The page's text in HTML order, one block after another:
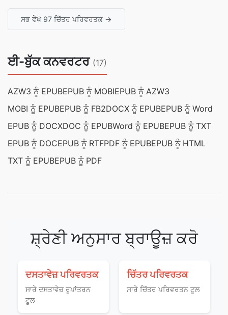
ਸਭ ਵੇਖੋ 97 ਚਿੱਤਰ ਪਰਿਵਰਤਕ →
ਈ-ਬੁੱਕ ਕਨਵਰਟਰ (17)
AZW3 ਨੂੰ EPUBEPUB ਨੂੰ MOBIEPUB ਨੂੰ AZW3
MOBI ਨੂੰ EPUBEPUB ਨੂੰ FB2DOCX ਨੂੰ EPUBEPUB ਨੂੰ Word
EPUB ਨੂੰ DOCXDOC ਨੂੰ EPUBWord ਨੂੰ EPUBEPUB ਨੂੰ TXT
EPUB ਨੂੰ DOCEPUB ਨੂੰ RTFPDF ਨੂੰ EPUBEPUB ਨੂੰ HTML
TXT ਨੂੰ EPUBEPUB ਨੂੰ PDF
ਸ਼੍ਰੇਣੀ ਅਨੁਸਾਰ ਬ੍ਰਾਊਜ਼ ਕਰੋ
ਦਸਤਾਵੇਜ਼ ਪਰਿਵਰਤਕ
ਸਾਰੇ ਦਸਤਾਵੇਜ਼ ਰੂਪਾਂਤਰਨ
ਟੂਲ
ਚਿੱਤਰ ਪਰਿਵਰਤਕ
ਸਾਰੇ ਚਿੱਤਰ ਪਰਿਵਰਤਨ ਟੂਲ